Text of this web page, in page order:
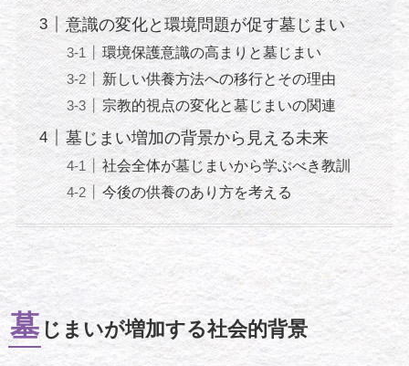
意識の変化と環境問題が促す墓じまい
環境保護意識の高まりと墓じまい
新しい供養方法への移行とその理由
宗教的視点の変化と墓じまいの関連
墓じまい増加の背景から見える未来
社会全体が墓じまいから学ぶべき教訓
今後の供養のあり方を考える
墓 じまいが増加する社会的背景